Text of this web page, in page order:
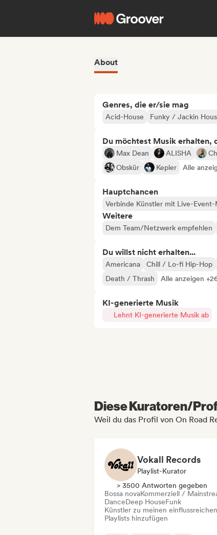
About
Genres, die er/sie mag
Acid-House Funky / Jackin
Du möchtest Musik erhalten,
Max Dean ALISHA
Obskür
Kepler Alle
Hauptchancen
Verbinde Künstler mit Live-
Weitere
Dem Team/Netzwerk empfehlen
Du willst nicht erhalten...
Americana Chill / Lo-fi Hip-Hop
Death / Thrash
Alle anzeigen
KI-generierte Musik
Lehnt KI-generierte Musik ab
Diese Kuratoren/
Weil du das Profil von On Road
Vokall Records
Playlist-Kurator
> 3500 Antworten gegeben
Bossa novaKommerziell /
DanceDeep HouseFunk
Künstler zu meinen einflussreichen
Playlists hinzufügen